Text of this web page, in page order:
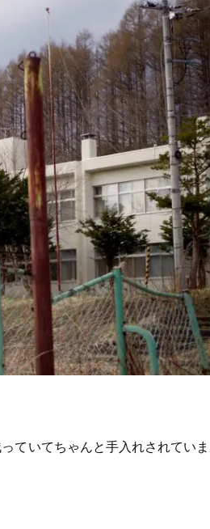
ていてちゃんと手入れされていま